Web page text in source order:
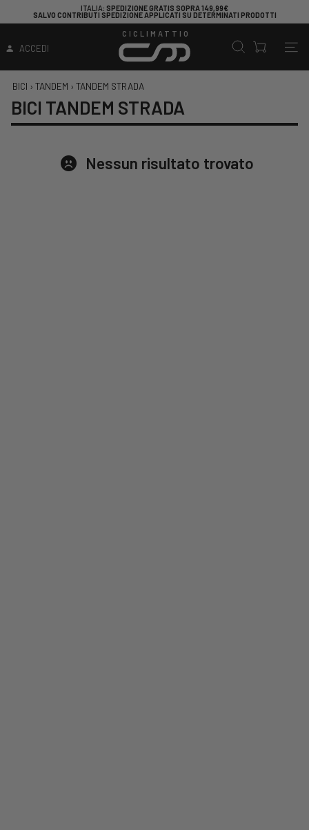
ITALIA: SPEDIZIONE GRATIS SOPRA 149,99€
SALVO CONTRIBUTI SPEDIZIONE APPLICATI SU DETERMINATI PRODOTTI
ACCEDI
CICLIMATTIO
BICI › TANDEM › TANDEM STRADA
BICI TANDEM STRADA
Nessun risultato trovato